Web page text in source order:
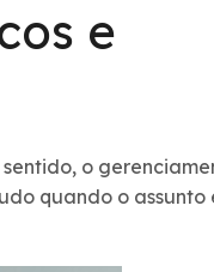
e
o
quando o assunto